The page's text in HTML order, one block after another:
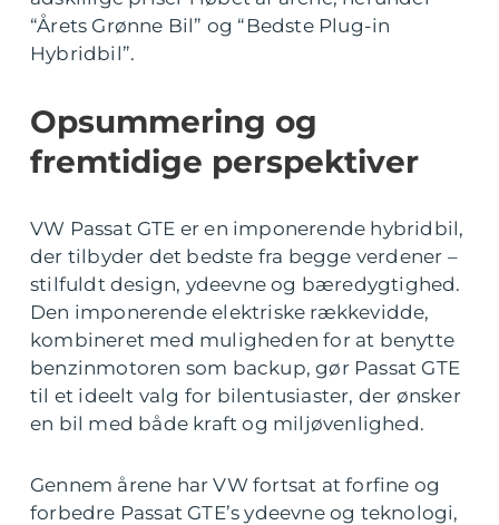
“Årets Grønne Bil” og “Bedste Plug-in
Hybridbil”.
Opsummering og
fremtidige perspektiver
VW Passat GTE er en imponerende hybridbil,
der tilbyder det bedste fra begge verdener –
stilfuldt design, ydeevne og bæredygtighed.
Den imponerende elektriske rækkevidde,
kombineret med muligheden for at benytte
benzinmotoren som backup, gør Passat GTE
til et ideelt valg for bilentusiaster, der ønsker
en bil med både kraft og miljøvenlighed.
Gennem årene har VW fortsat at forfine og
forbedre Passat GTE’s ydeevne og teknologi,